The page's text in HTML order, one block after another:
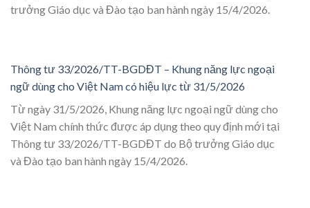
trưởng Giáo dục và Đào tạo ban hành ngày 15/4/2026.
Thông tư 33/2026/TT-BGDĐT – Khung năng lực ngoại
ngữ dùng cho Việt Nam có hiệu lực từ 31/5/2026
Từ ngày 31/5/2026, Khung năng lực ngoại ngữ dùng cho
Việt Nam chính thức được áp dụng theo quy định mới tại
Thông tư 33/2026/TT-BGDĐT do Bộ trưởng Giáo dục
và Đào tạo ban hành ngày 15/4/2026.